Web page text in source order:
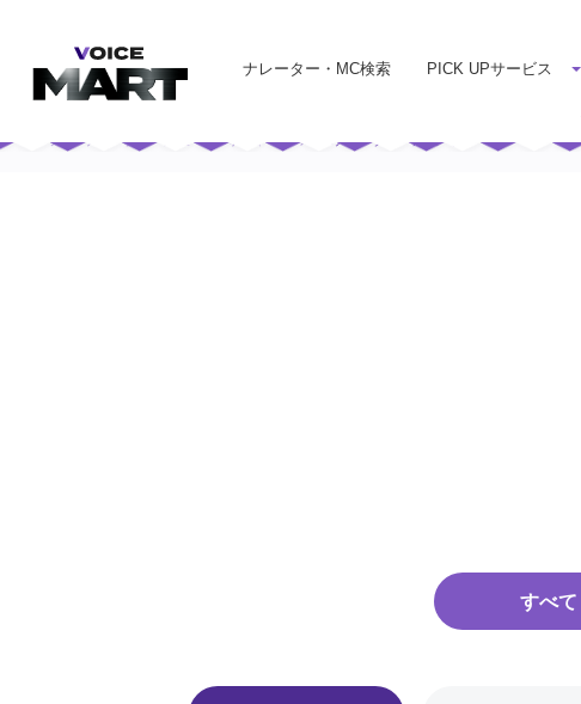
ナレーター・MC検索 PICK UPサービス
トップ ナレーター・声優・MC司会者一覧 CMナレーター・声優一覧
すべて